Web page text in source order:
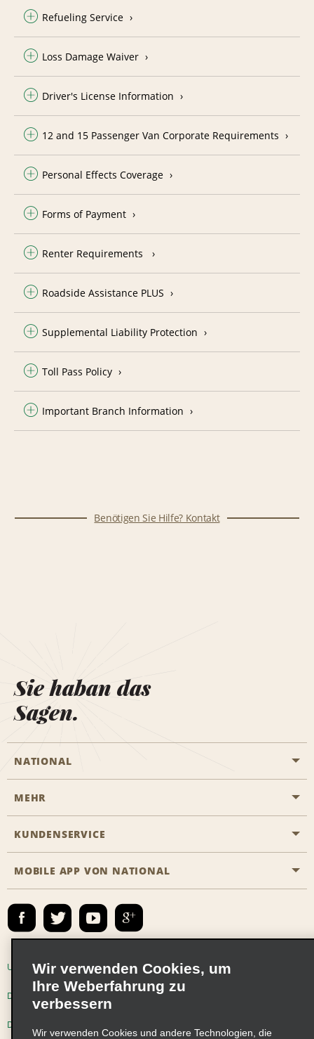
Refueling Service
Loss Damage Waiver
Driver's License Information
12 and 15 Passenger Van Corporate Requirements
Personal Effects Coverage
Forms of Payment
Renter Requirements
Roadside Assistance PLUS
Supplemental Liability Protection
Toll Pass Policy
Important Branch Information
Benötigen Sie Hilfe? Kontakt
Sie haban das
Sagen.
NATIONAL
Eine Reservierung vornehmen
Das Business Rental Programm
Emerald Club Anmelden
MEHR
Karriere
KUNDENSERVICE
Barrierefreiheit
E-Mail anmelden
MOBILE APP VON NATIONAL
Unternehmensinformationen Nutzungsbedingungen
Datenschutzrichtlinie Cookie-Richtlinie
Datenschutzoptionen
Wir verwenden Cookies, um
Ihre Weberfahrung zu
verbessern
Wir verwenden Cookies und andere Technologien, die